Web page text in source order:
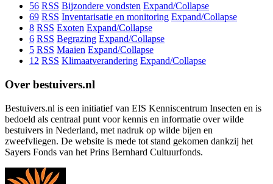
56 RSS Bijzondere vondsten Expand/Collapse
69 RSS Inventarisatie en monitoring Expand/Collapse
8 RSS Exoten Expand/Collapse
6 RSS Begrazing Expand/Collapse
5 RSS Maaien Expand/Collapse
12 RSS Klimaatverandering Expand/Collapse
Over bestuivers.nl
Bestuivers.nl is een initiatief van EIS Kenniscentrum Insecten en is
bedoeld als centraal punt voor kennis en informatie over wilde
bestuivers in Nederland, met nadruk op wilde bijen en
zweefvliegen. De website is mede tot stand gekomen dankzij het
Sayers Fonds van het Prins Bernhard Cultuurfonds.